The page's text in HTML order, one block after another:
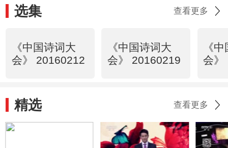
选集 查看更多
《中国诗词大
会》 20160212
《中国诗词大
会》 20160219
《
会》
精选 查看更多